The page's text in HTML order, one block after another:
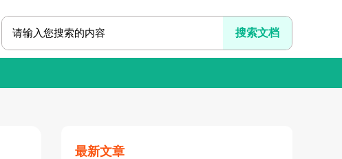
最新文章